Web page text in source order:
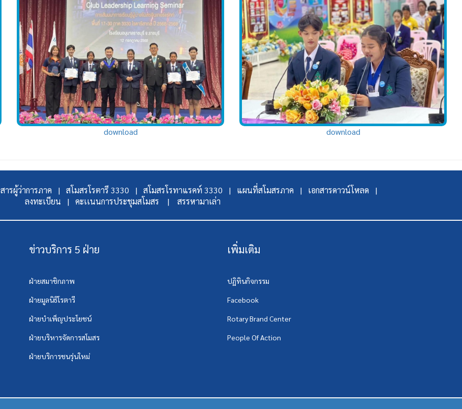
download download
สารผู้ว่าการภาค | สโมสรโรตารี 3330 | สโมสรโรทาแรคท์ 3330 | แผนที่สโมสรภาค |
เอกสารดาวน์โหลด |
ลงทะเบียน |
คะเเนนการประชุมสโมสร | สรรหามาเล่า
ข่าวบริการ 5 ฝ่าย
ฝ่ายสมาชิกภาพ
ฝ่ายมูลนิธิโรตารี
ฝ่ายบำเพ็ญประโยชน์
ฝ่ายบริหารจัดการสโมสร
ฝ่ายบริการชนรุ่นใหม่
เพิ่มเติม
ปฏิทินกิจกรรม
Facebook
Rotary Brand Center
People Of Action